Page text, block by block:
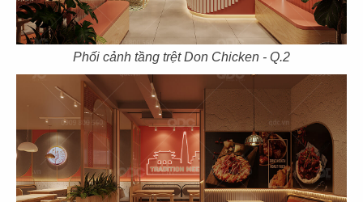
Phối cảnh tầng trệt Don Chicken - Q.2
07
KOI THÉ
CN Tân Sơn Nhì
08
KOI THÉ
CN Pearl Plaza
09 10